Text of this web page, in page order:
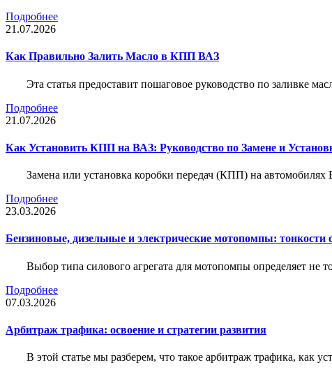
Подробнее
21.07.2026
Как Правильно Залить Масло в КПП ВАЗ
Эта статья предоставит пошаговое руководство по заливке
Подробнее
21.07.2026
Как Установить КПП на ВАЗ: Руководство по Замене и
Замена или установка коробки передач (КПП) на автомобилях
Подробнее
23.03.2026
Бензиновые, дизельные и электрические мотопомпы:
Выбор типа силового агрегата для мотопомпы определяет не
Подробнее
07.03.2026
Арбитраж трафика: освоение и стратегии развития
В этой статье мы разберем, что такое арбитраж трафика, как